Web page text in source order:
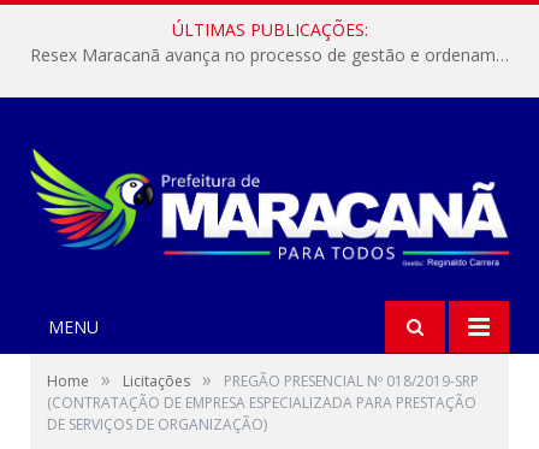
ÚLTIMAS PUBLICAÇÕES:
Resex Maracanã avança no processo de gestão e ordenamento do turismo em nossas áreas protegidas.
MENU
Home » Licitações »
PREGÃO PRESENCIAL Nº 018/2019-SRP
(CONTRATAÇÃO DE EMPRESA ESPECIALIZADA PARA PRESTAÇÃO
DE SERVIÇOS DE ORGANIZAÇÃO)